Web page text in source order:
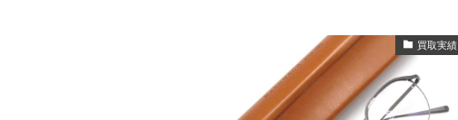
買取実績